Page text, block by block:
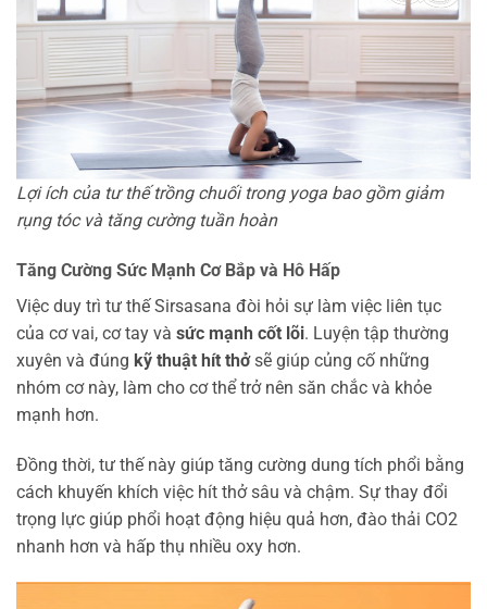
Lợi ích của tư thế trồng chuối trong yoga bao gồm giảm
rụng tóc và tăng cường tuần hoàn
Tăng Cường Sức Mạnh Cơ Bắp và Hô Hấp
Việc duy trì tư thế Sirsasana đòi hỏi sự làm việc liên tục
của cơ vai, cơ tay và sức mạnh cốt lõi. Luyện tập thường
xuyên và đúng kỹ thuật hít thởsẽ giúp củng cố những
nhóm cơ này, làm cho cơ thể trở nên săn chắc và khỏe
mạnh hơn.
Đồng thời, tư thế này giúp tăng cường dung tích phổi bằng
cách khuyến khích việc hít thở sâu và chậm. Sự thay đổi
trọng lực giúp phổi hoạt động hiệu quả hơn, đào thải CO2
nhanh hơn và hấp thụ nhiều oxy hơn.